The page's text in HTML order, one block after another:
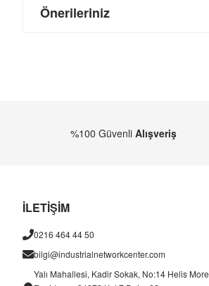
Önerileriniz
%100 Güvenli Alışveriş
İLETİŞİM
0216 464 44 50
bilgi@industrialnetworkcenter.com
Yalı Mahallesi, Kadir Sokak, No:14 Helis More